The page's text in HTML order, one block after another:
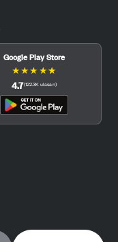
Google Play Store
★★★ ★★
4.7(122.3K ulasan)